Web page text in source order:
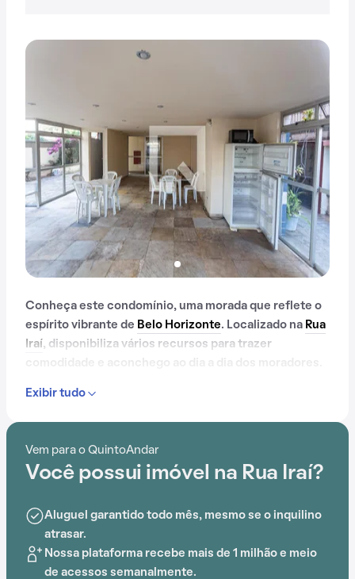
Conheça este condomínio, uma morada que reflete o
espírito vibrante de Belo Horizonte. Localizado na Rua
Iraí, disponibiliza vários recursos para trazer
encanado e churrasqueira, este condomínio é
moradores que buscam lazer e conforto em um só
lugar.
A proximidade com Greenwich Schools, Parque
Mosteiro Tom Jobim, arvore, Hospital São Bento,
Hospital Luxemburgo e Hospital Madre Teresa
acrescenta praticidade e comodidade na rotina dos
Exibir tudo
Vem para o QuintoAndar
Você possui imóvel na Rua Iraí?
Aluguel garantido todo mês, mesmo se o inquilino
atrasar.
Nossa plataforma recebe mais de 1 milhão e meio
de acessos semanalmente.